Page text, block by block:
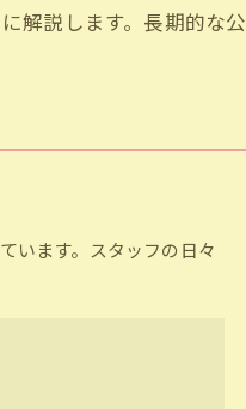
解説します。長期的な公
います。スタッフの日々